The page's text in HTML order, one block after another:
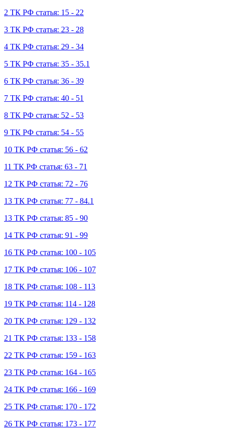
2 ТК РФ статья: 15 - 22
3 ТК РФ статья: 23 - 28
4 ТК РФ статья: 29 - 34
5 ТК РФ статья: 35 - 35.1
6 ТК РФ статья: 36 - 39
7 ТК РФ статья: 40 - 51
8 ТК РФ статья: 52 - 53
9 ТК РФ статья: 54 - 55
10 ТК РФ статья: 56 - 62
11 ТК РФ статья: 63 - 71
12 ТК РФ статья: 72 - 76
13 ТК РФ статья: 77 - 84.1
13 ТК РФ статья: 85 - 90
14 ТК РФ статья: 91 - 99
16 ТК РФ статья: 100 - 105
17 ТК РФ статья: 106 - 107
18 ТК РФ статья: 108 - 113
19 ТК РФ статья: 114 - 128
20 ТК РФ статья: 129 - 132
21 ТК РФ статья: 133 - 158
22 ТК РФ статья: 159 - 163
23 ТК РФ статья: 164 - 165
24 ТК РФ статья: 166 - 169
25 ТК РФ статья: 170 - 172
26 ТК РФ статья: 173 - 177